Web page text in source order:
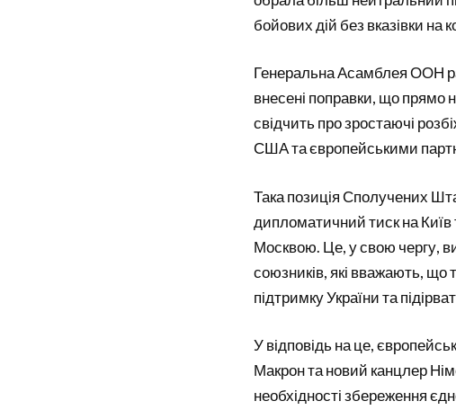
бойових дій без вказівки на
Генеральна Асамблея ООН
внесені поправки, що прямо
свідчить про зростаючі
США та європейськими
Така позиція Сполучених
дипломатичний тиск на Київ
Москвою. Це, у свою чергу,
союзників, які вважають, що
підтримку України та
У відповідь на це,
Макрон та новий канцлер
необхідності збереження